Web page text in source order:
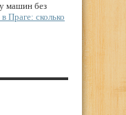
машин без
Праге: сколько